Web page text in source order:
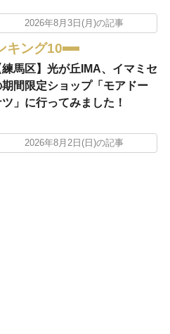
2026年8月3日(月)の記事
キング10
練馬区】光が丘IMA、イマミセ
期間限定ショップ「モアドー
」に行ってみました！
2026年8月2日(日)の記事